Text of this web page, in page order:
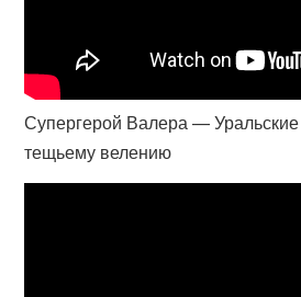
Супергерой Валера —
тещьему велению